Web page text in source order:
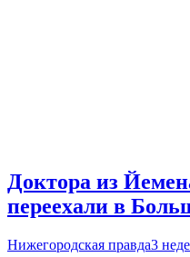
Доктора из
переехали в
Нижегородская правда3